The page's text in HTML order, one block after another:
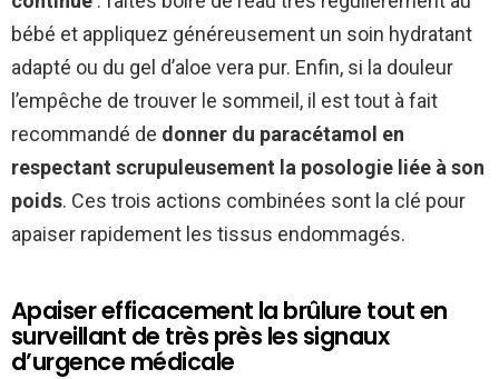
bébé et appliquez généreusement un soin hydratant
adapté ou du gel d’aloe vera pur. Enfin, si la douleur
l’empêche de trouver le sommeil, il est tout à fait
recommandé de donner du paracétamol en
respectant scrupuleusement la posologie liée à son
poids. Ces trois actions combinées sont la clé pour
apaiser rapidement les tissus endommagés.
Apaiser efficacement la brûlure tout en
surveillant de très près les signaux
d’urgence médicale